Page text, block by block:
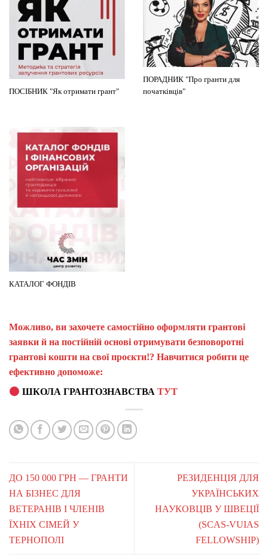
ПОРАДНИК "Про гранти для
початківців"
ПОСІБНИК "Як отримати грант"
КАТАЛОГ ФОНДІВ
Можливо, ви захочете самостійно оформляти грантові
заявки й на постійній основі отримувати безповоротні
грантові кошти на свої проєкти!? Навчитися робити це
ефективно допоможе:
ШКОЛА ГРАНТОЗНАВСТВАТУТ
ДО 150 000 ГРН — ГРАНТИ
НА БІЗНЕС ДЛЯ
ВЕТЕРАНІВ І ЧЛЕНІВ
ЇХНІХ СІМЕЙ У
ТЕРНОПОЛІ
РЕЗИДЕНЦІЯ ДЛЯ
УКРАЇНСЬКИХ
НАУКОВЦІВ У ШВЕЦІЇ
(SCAS-VUIAS
FELLOWSHIP)